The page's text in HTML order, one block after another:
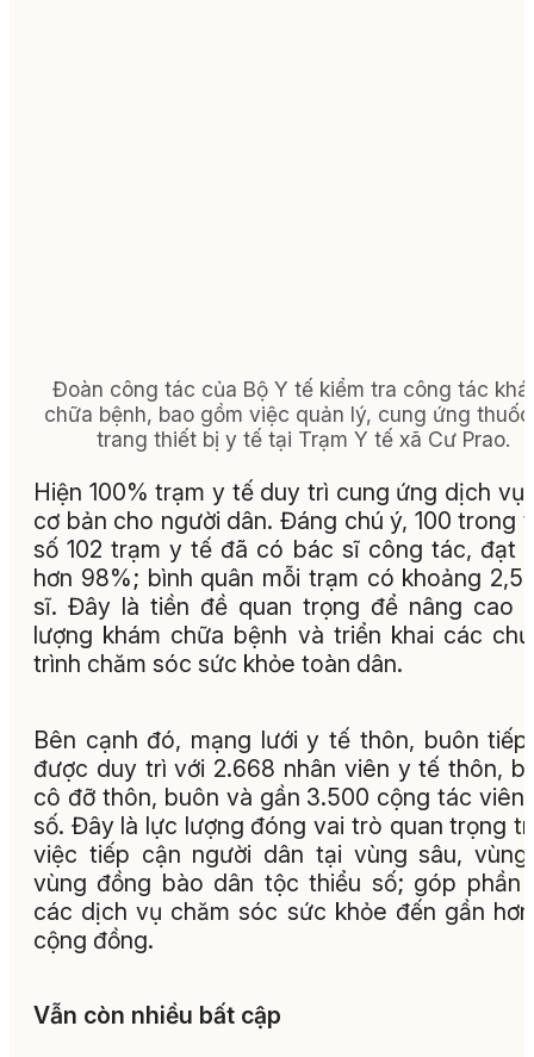
Đoàn công tác của Bộ Y tế kiểm tra công tác
chữa bệnh, bao gồm việc quản lý, cung ứng
trang thiết bị y tế tại Trạm Y tế xã Cư Prao.
Hiện 100% trạm y tế duy trì cung ứng dịch vụ
cơ bản cho người dân. Đáng chú ý, 100 trong
số 102 trạm y tế đã có bác sĩ công tác, đạt
hơn 98%; bình quân mỗi trạm có khoảng 2,5
sĩ. Đây là tiền đề quan trọng để nâng cao
lượng khám chữa bệnh và triển khai các
trình chăm sóc sức khỏe toàn dân.
Bên cạnh đó, mạng lưới y tế thôn, buôn
được duy trì với 2.668 nhân viên y tế thôn,
cô đỡ thôn, buôn và gần 3.500 cộng tác viên
số. Đây là lực lượng đóng vai trò quan trọng
việc tiếp cận người dân tại vùng sâu,
vùng đồng bào dân tộc thiểu số; góp phần
các dịch vụ chăm sóc sức khỏe đến gần
cộng đồng.
Vẫn còn nhiều bất cập